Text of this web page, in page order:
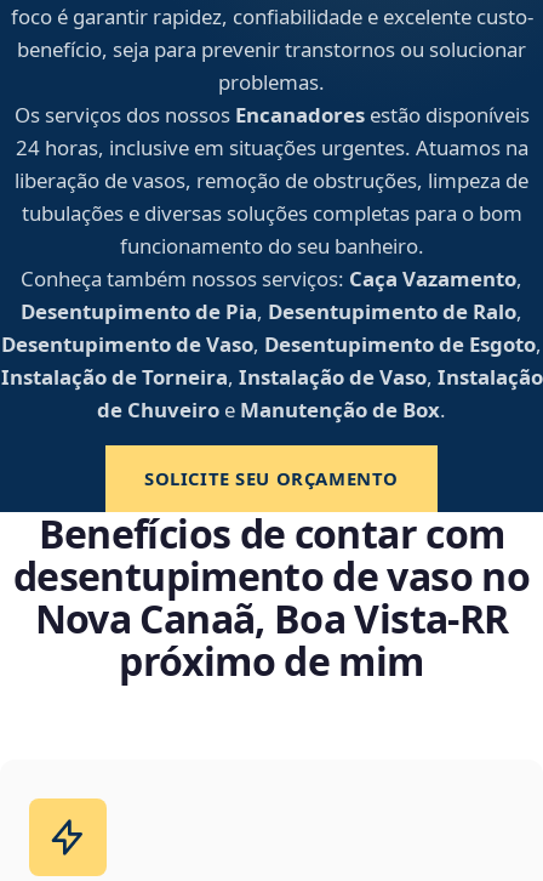
foco é garantir rapidez, confiabilidade e excelente custo-
benefício, seja para prevenir transtornos ou solucionar
problemas.
Os serviços dos nossos Encanadoresestão disponíveis
24 horas, inclusive em situações urgentes. Atuamos na
liberação de vasos, remoção de obstruções, limpeza de
tubulações e diversas soluções completas para o bom
funcionamento do seu banheiro.
Conheça também nossos serviços: Caça Vazamento,
Desentupimento de Pia, Desentupimento de Ralo,
Desentupimento de Vaso, Desentupimento de Esgoto,
Instalação de Torneira, Instalação de Vaso, Instalação
de Chuveiro e Manutenção de Box.
SOLICITE SEU ORÇAMENTO
Benefícios de contar com
desentupimento de vaso no
Nova Canaã, Boa Vista‑RR
próximo de mim